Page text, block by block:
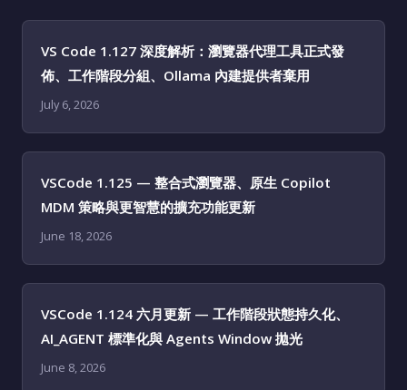
VS Code 1.127 深度解析：瀏覽器代理工具正式發
佈、工作階段分組、Ollama 內建提供者棄用
July 6, 2026
VSCode 1.125 — 整合式瀏覽器、原生 Copilot
MDM 策略與更智慧的擴充功能更新
June 18, 2026
VSCode 1.124 六月更新 — 工作階段狀態持久化、
AI_AGENT 標準化與 Agents Window 拋光
June 8, 2026